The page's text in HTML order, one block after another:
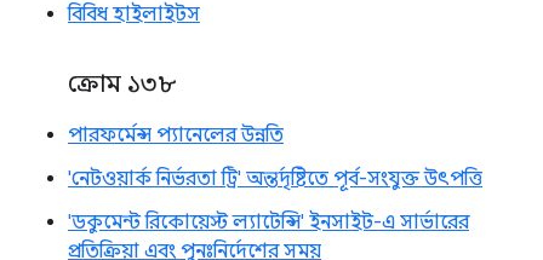
বিবিধ হাইলাইটস
ক্রোম ১৩৮
পারফর্মেন্স প্যানেলের উন্নতি
'নেটওয়ার্ক নির্ভরতা ট্রি' অন্তর্দৃষ্টিতে পূর্ব-সংযুক্ত উৎপত্তি
'ডকুমেন্ট রিকোয়েস্ট ল্যাটেন্সি' ইনসাইট-এ সার্ভারের
প্রতিক্রিয়া এবং পুনঃনির্দেশের সময়